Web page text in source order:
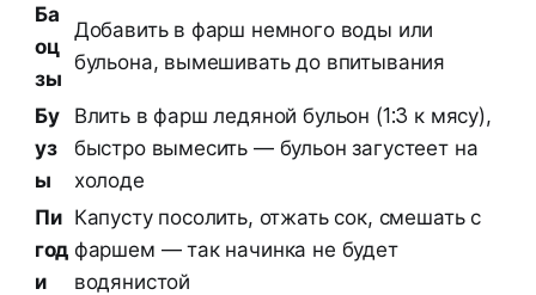
Ба
оц
зы
Добавить в фарш немного воды или
бульона, вымешивать до впитывания
Бу
уз
ы
Влить в фарш ледяной бульон (1:3 к мясу),
быстро вымесить — бульон загустеет на
холоде
Пи
год
и
Капусту посолить, отжать сок, смешать с
фаршем — так начинка не будет
водянистой